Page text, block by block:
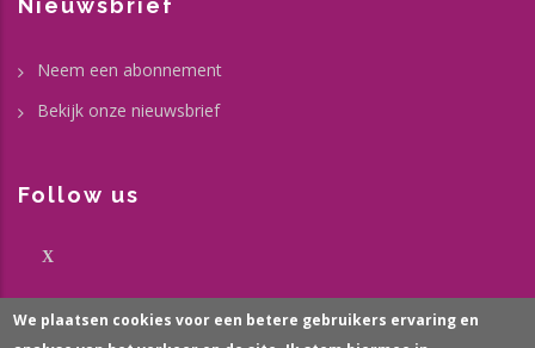
Nieuwsbrief
Neem een abonnement
Bekijk onze nieuwsbrief
Follow us
X
We plaatsen cookies voor een betere gebruikers ervaring en